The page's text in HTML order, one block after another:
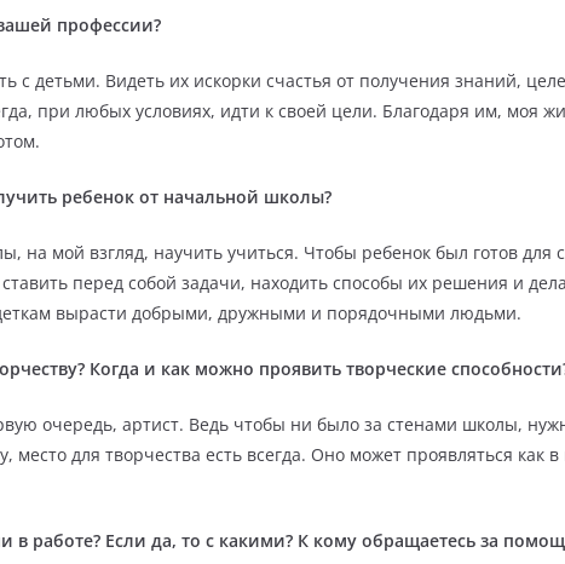
профессии?
с детьми. Видеть их искорки счастья от получения знаний,
при любых условиях, идти к своей цели. Благодаря им, моя
ребенок от начальной школы?
на мой взгляд, научить учиться. Чтобы ребенок был готов для
перед собой задачи, находить способы их решения и
вырасти добрыми, дружными и порядочными людьми.
Когда и как можно проявить творческие
очередь, артист. Ведь чтобы ни было за стенами школы,
для творчества есть всегда. Оно может проявляться как
в работе? Если да, то с какими? К кому обращаетесь за